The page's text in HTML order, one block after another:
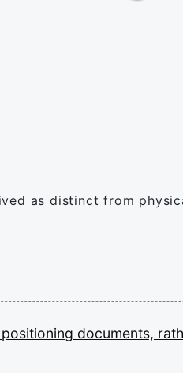
as distinct from
positioning documents,